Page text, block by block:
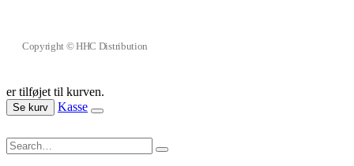
Copyright © HHC Distribution
er tilføjet til kurven.
Se kurv Kasse